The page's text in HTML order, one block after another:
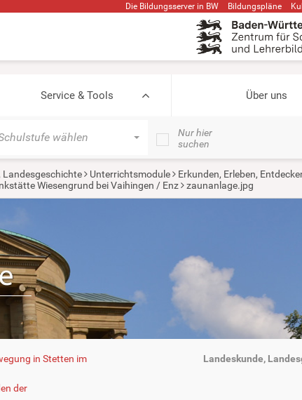
Die Bildungsserver in BW Bildungspläne
Service & Tools Über uns
wählen
Nur hier
suchen
Landesgeschichte Unterrichtsmodule
Erkunden, Erleben,
Wiesengrund bei Vaihingen / Enz zaunanlage.jpg
in Stetten im
der
Landeskunde,